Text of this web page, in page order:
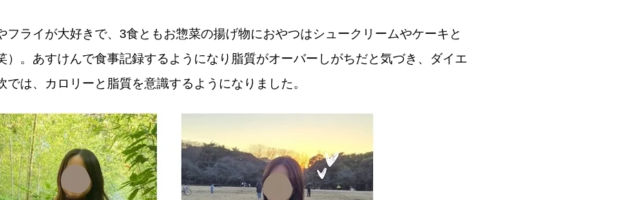
フライが大好きで、3食ともお惣菜の揚げ物におやつはシュークリームやケーキと
）。あすけんで食事記録するようになり脂質がオーバーしがちだと気づき、ダイエ
では、カロリーと脂質を意識するようになりました。